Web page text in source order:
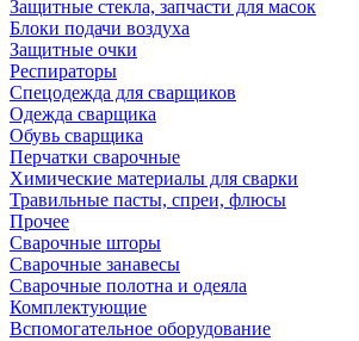
Защитные стекла, запчасти для масок
Блоки подачи воздуха
Защитные очки
Респираторы
Спецодежда для сварщиков
Одежда сварщика
Обувь сварщика
Перчатки сварочные
Химические материалы для сварки
Травильные пасты, спреи, флюсы
Прочее
Сварочные шторы
Сварочные занавесы
Сварочные полотна и одеяла
Комплектующие
Вспомогательное оборудование